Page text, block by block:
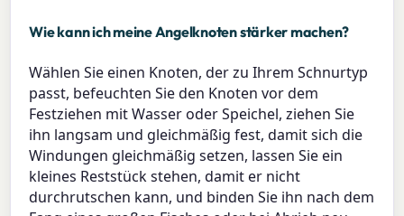
Wie kann ich meine Angelknoten stärker machen?
Wählen Sie einen Knoten, der zu Ihrem Schnurtyp
passt, befeuchten Sie den Knoten vor dem
Festziehen mit Wasser oder Speichel, ziehen Sie
ihn langsam und gleichmäßig fest, damit sich die
Windungen gleichmäßig setzen, lassen Sie ein
kleines Reststück stehen, damit er nicht
durchrutschen kann, und binden Sie ihn nach dem